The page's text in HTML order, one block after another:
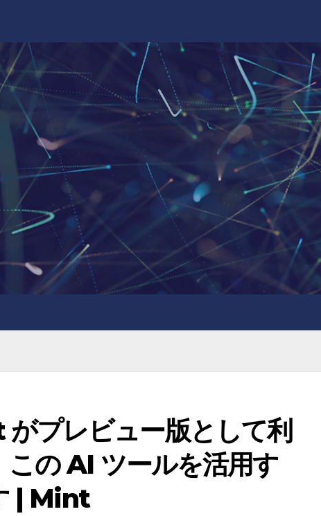
プレビュー版として利
の AI ツールを活用す
| Mint